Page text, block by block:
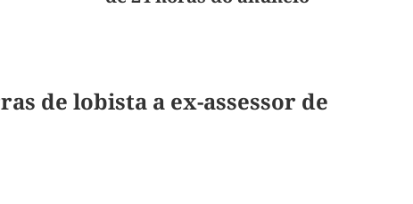
de lobista a ex-assessor de